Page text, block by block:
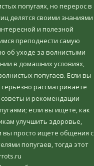
попугаях, но перерос в
делятся своими знаниями
и полезной
преподнести самую
об уходе за волнистыми
в домашних условиях,
попугаев. Если вы
рассматриваете
и рекомендации
если вы ищете, как
улучшить здоровье,
вы просто ищете общения с
попугаев, тогда этот